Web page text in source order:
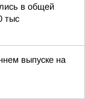
в общей
тыс
выпуске на